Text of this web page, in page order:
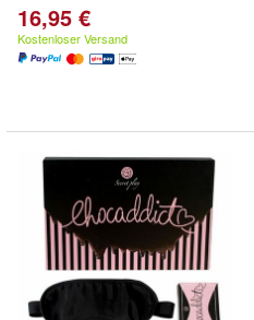
16,95 €
Kostenloser Versand